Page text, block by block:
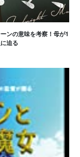
ンの意味を考察！母が1
迫る